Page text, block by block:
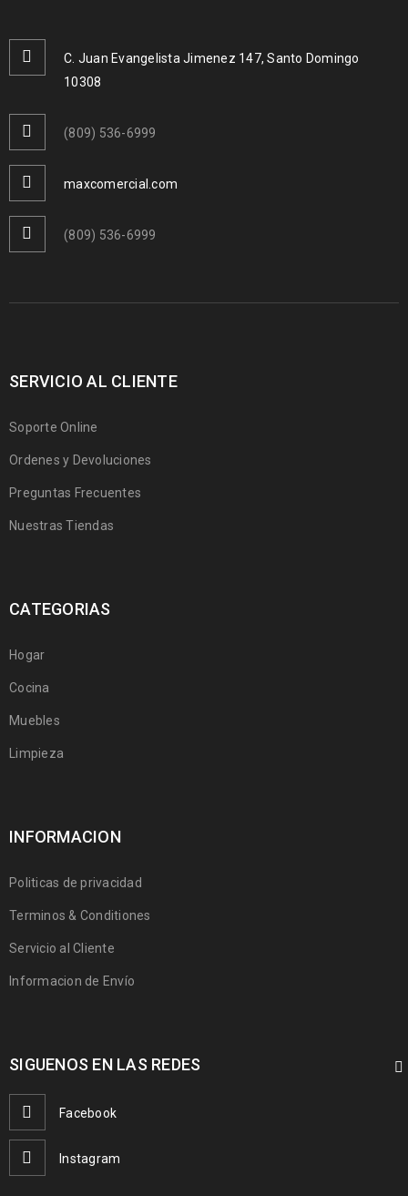
C. Juan Evangelista Jimenez 147, Santo Domingo
10308
(809) 536-6999
maxcomercial.com
(809) 536-6999
SERVICIO AL CLIENTE
Soporte Online
Ordenes y Devoluciones
Preguntas Frecuentes
Nuestras Tiendas
CATEGORIAS
Hogar
Cocina
Muebles
Limpieza
INFORMACION
Politicas de privacidad
Terminos & Conditiones
Servicio al Cliente
Informacion de Envío
SIGUENOS EN LAS REDES
Facebook
Instagram